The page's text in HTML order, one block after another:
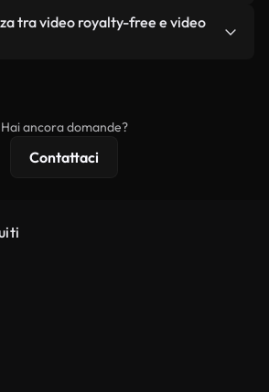
disposizione filmati puliti e pronti
ritagliare o remixare i
solo che il prodotto
tra video royalty-free e video
Hai ancora domande?
Contattaci